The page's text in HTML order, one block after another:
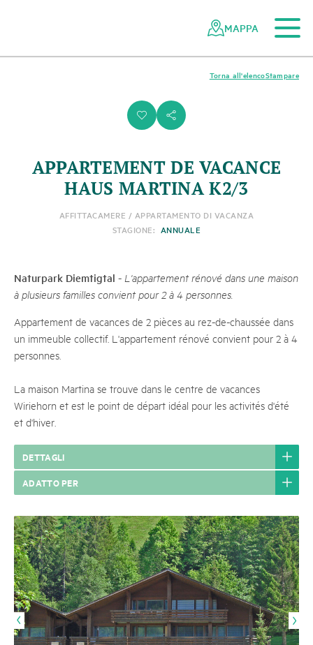
dei
MAPPA
i s
Stampare
Torna all'elenco
APPARTEMENT DE VACANCE
HAUS MARTINA K2/3
AFFITTACAMERE / APPARTAMENTO DI VACANZA
STAGIONE: ANNUALE
Naturpark Diemtigtal - L'appartement rénové dans une maison
à plusieurs familles convient pour 2 à 4 personnes.
Appartement de vacances de 2 pièces au rez-de-chaussée dans
un immeuble collectif. L'appartement rénové convient pour 2 à 4
personnes.
La maison Martina se trouve dans le centre de vacances
Wiriehorn et est le point de départ idéal pour les activités d'été
et d'hiver.
DETTAGLI
ADATTO PER